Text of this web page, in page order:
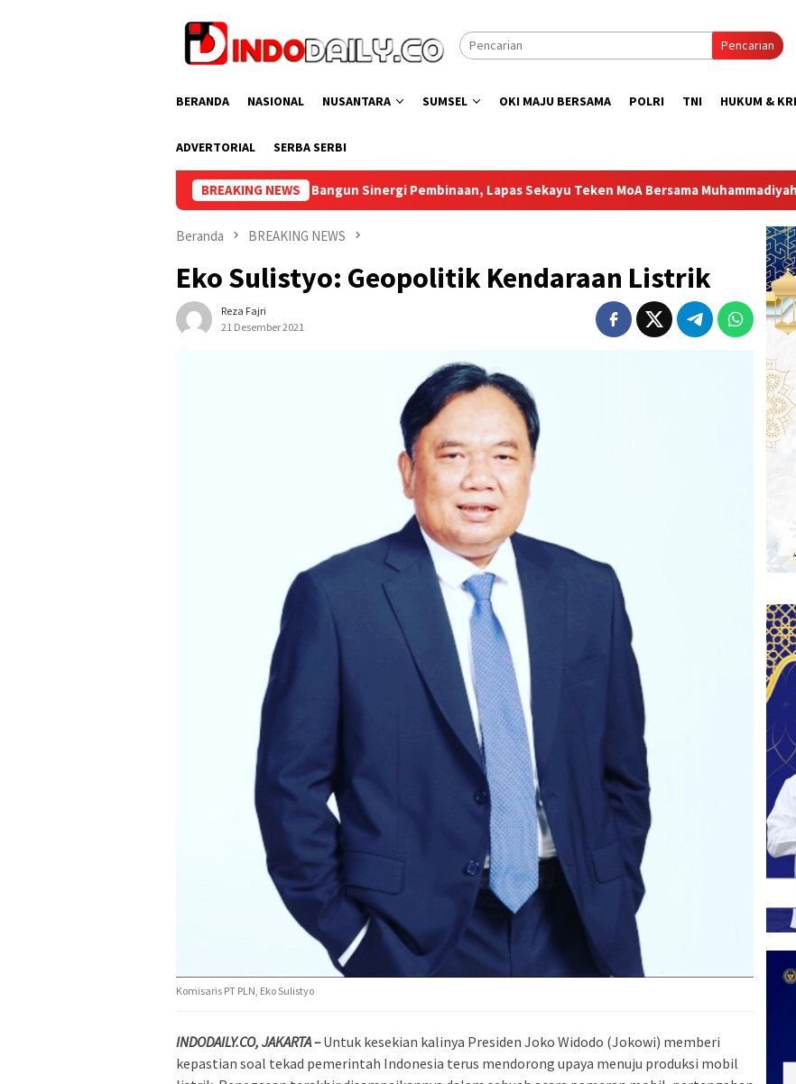
Pencarian
BERANDA NASIONAL NUSANTARA SUMSEL OKI MAJU BERSAMA POLRI TNI HUKUM &
ADVERTORIAL SERBA SERBI
BREAKING NEWS
Bangun Sinergi Pembinaan, Lapas Sekayu Teken MoA Bersama Muhammadiyah Musi Banyuasin
Beranda BREAKING NEWS
Eko Sulistyo: Geopolitik Kendaraan Listrik
Reza Fajri
21 Desember 2021
Komisaris PT PLN, Eko Sulistyo
INDODAILY.CO, JAKARTA – Untuk kesekian kalinya Presiden Joko Widodo (Jokowi) memberi
kepastian soal tekad pemerintah Indonesia terus mendorong upaya menuju produksi mobil